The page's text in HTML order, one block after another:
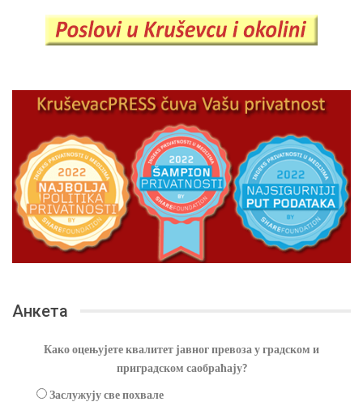
Анкета
Како оцењујете квалитет јавног превоза у градском и
приградском саобраћају?
Заслужују све похвале